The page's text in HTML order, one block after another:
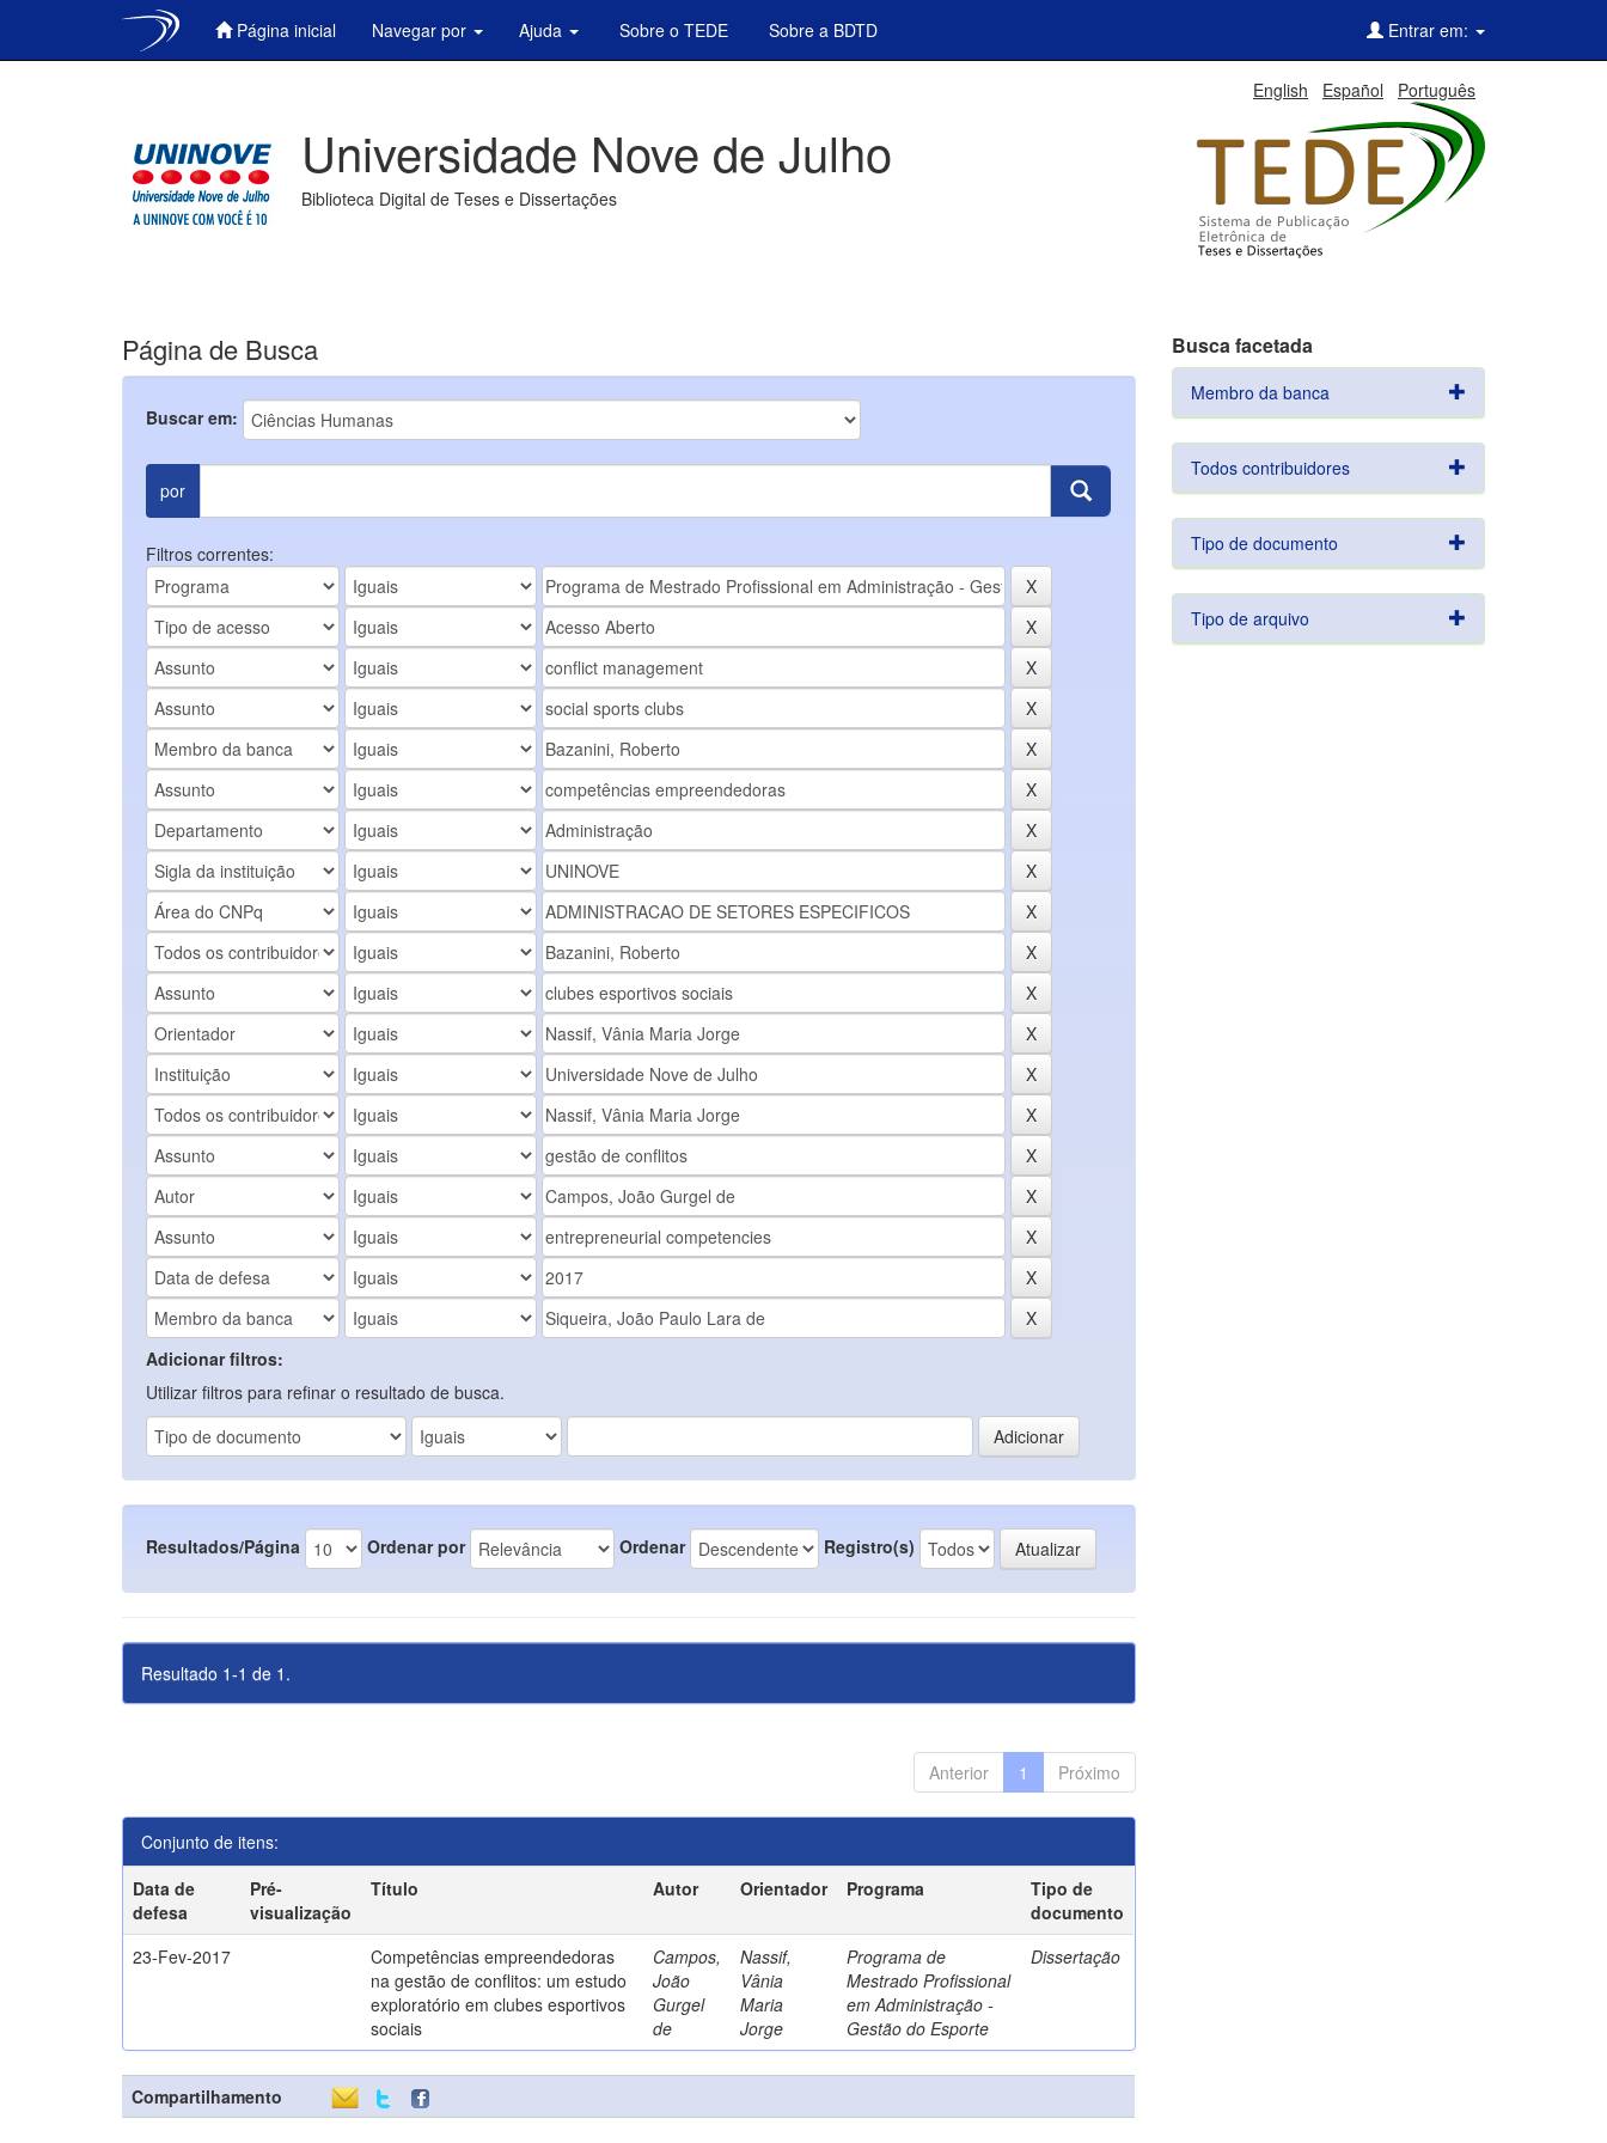
Página inicial Navegar por Ajuda Sobre o TEDE Sobre a BDTD Entrar em:
English Español Português
Universidade Nove de Julho
Biblioteca Digital de Teses e Dissertações
Página de Busca
Buscar em:
por
Filtros correntes:
Adicionar filtros:
Utilizar filtros para refinar o resultado de busca.
Resultados/Página Ordenar por Ordenar Registro(s)
Resultado 1-1 de 1.
Anterior 1 Próximo
Conjunto de itens:
Data de
defesa
Pré-
visualização
Título Autor Orientador Programa
Tipo de
documento
23-Fev-2017
Competências empreendedoras
na gestão de conflitos: um estudo
exploratório em clubes esportivos
sociais
Campos,
João
Gurgel
de
Nassif,
Vânia
Maria
Jorge
Programa de
Mestrado Profissional
em Administração -
Gestão do Esporte
Dissertação
Compartilhamento
Busca facetada
Membro da banca
Todos contribuidores
Tipo de documento
Tipo de arquivo